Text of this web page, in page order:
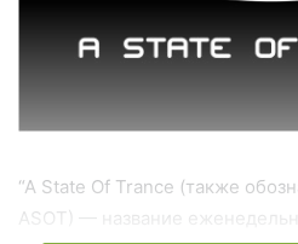
“A State Of Trance (также
ASOT) — название